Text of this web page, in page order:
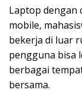
Laptop dengan
mobile,
bekerja di luar
pengguna bisa
berbagai
bersama.